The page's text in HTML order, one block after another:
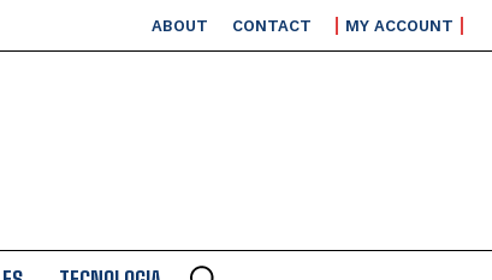
ABOUT CONTACT MY ACCOUNT